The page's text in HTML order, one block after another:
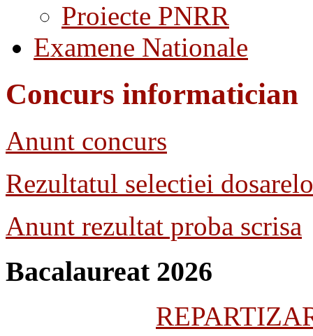
Proiecte PNRR
Examene Nationale
Concurs informatician
Anunt concurs
Rezultatul selectiei
Anunt rezultat proba scrisa
Bacalaureat 2026